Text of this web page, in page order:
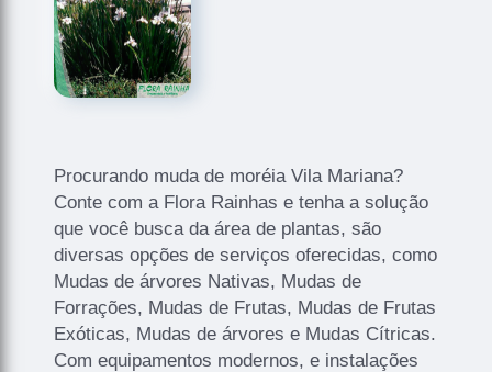
Procurando muda de moréia Vila Mariana?
Conte com a Flora Rainhas e tenha a solução
que você busca da área de plantas, são
diversas opções de serviços oferecidas, como
Mudas de árvores Nativas, Mudas de
Forrações, Mudas de Frutas, Mudas de Frutas
Exóticas, Mudas de árvores e Mudas Cítricas.
Com equipamentos modernos, e instalações